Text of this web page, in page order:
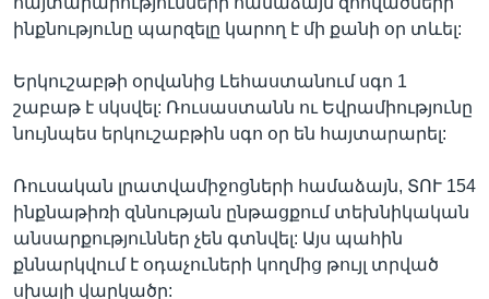
ինքնությունը պարզելը կարող է մի քանի օր տևել:
Երկուշաբթի օրվանից Լեհաստանում սգո 1
շաբաթ է սկսվել: Ռուսաստանն ու Եվրամիությունը
նույնպես երկուշաբթին սգո օր են հայտարարել:
Ռուսական լրատվամիջոցների համաձայն, ՏՈՒ 154
ինքնաթիռի զննության ընթացքում տեխնիկական
անսարքություններ չեն գտնվել: Այս պահին
քննարկվում է օդաչուների կողմից թույլ տրված
սխալի վարկածը: